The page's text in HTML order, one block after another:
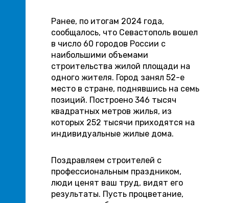
Ранее, по итогам 2024 года,
сообщалось, что Севастополь вошел
в число 60 городов России с
наибольшими объемами
строительства жилой площади на
одного жителя. Город занял 52-е
место в стране, поднявшись на семь
позиций. Построено 346 тысяч
квадратных метров жилья, из
которых 252 тысячи приходятся на
индивидуальные жилые дома.
Поздравляем строителей с
профессиональным праздником,
люди ценят ваш труд, видят его
результаты. Пусть процветание,